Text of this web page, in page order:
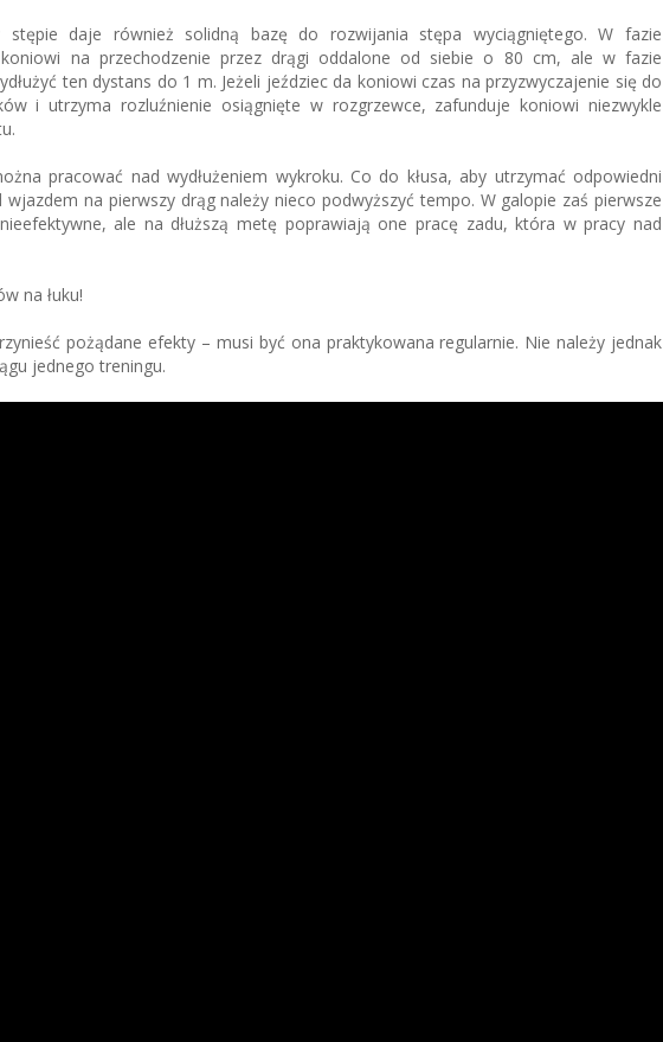
stępie daje również solidną bazę do rozwijania stępa wyciągniętego. W fazie
na przechodzenie przez drągi oddalone od siebie o 80 cm, ale w fazie
ten dystans do 1 m. Jeżeli jeździec da koniowi czas na przyzwyczajenie się do
i utrzyma rozluźnienie osiągnięte w rozgrzewce, zafunduje koniowi niezwykle
pracować nad wydłużeniem wykroku. Co do kłusa, aby utrzymać odpowiedni
na pierwszy drąg należy nieco podwyższyć tempo. W galopie zaś pierwsze
ale na dłuższą metę poprawiają one pracę zadu, która w pracy nad
na łuku!
pożądane efekty – musi być ona praktykowana regularnie. Nie należy jednak
jednego treningu.